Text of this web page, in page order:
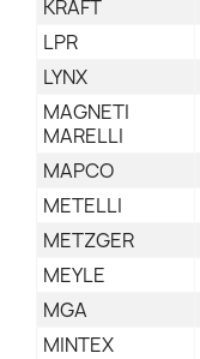
KRAFT
LPR
LYNX
MAGNETI
MARELLI
MAPCO
METELLI
METZGER
MEYLE
MGA
MINTEX